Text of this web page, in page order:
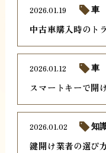
中古車購入時のト
2026.01.19 車
スマートキーで開
2026.01.12 車
鍵開け業者の選び
2026.01.02 知